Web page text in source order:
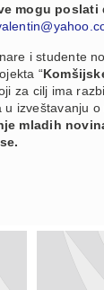
mogu poslati
i studente
“
za cilj ima
izveštavanju o
mladih